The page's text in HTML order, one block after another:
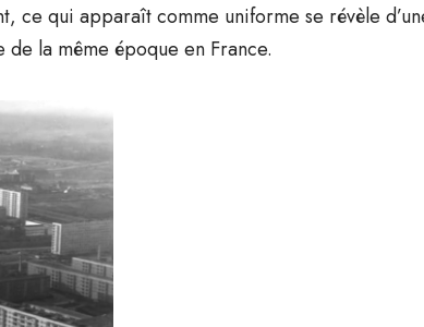
ce qui apparaît comme uniforme se révèle
la même époque en France.